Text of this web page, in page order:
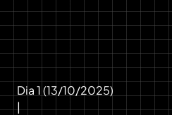
Dia 1 (13/10/2025)
|